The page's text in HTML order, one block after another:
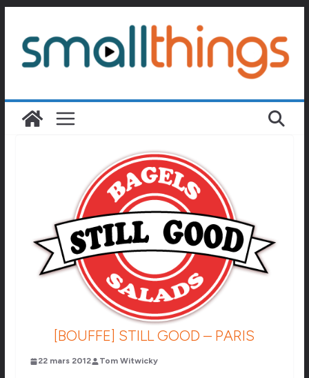
contenu
[BOUFFE] STILL GOOD – PARIS
22 mars 2012 Tom Witwicky